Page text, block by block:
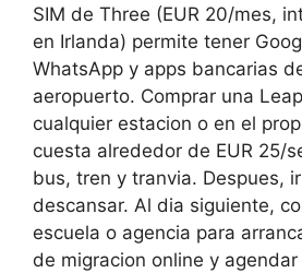
SIM de Three (EUR 20/mes,
en Irlanda) permite tener
WhatsApp y apps bancarias
aeropuerto. Comprar una
cualquier estacion o en el
cuesta alrededor de EUR 25/
bus, tren y tranvia. Despues,
descansar. Al dia siguiente,
escuela o agencia para
de migracion online y